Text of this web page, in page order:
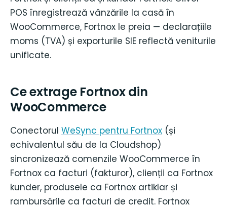
POS înregistrează vânzările la casă în
WooCommerce, Fortnox le preia — declarațiile
moms (TVA) și exporturile SIE reflectă veniturile
unificate.
Ce extrage Fortnox din
WooCommerce
Conectorul WeSync pentru Fortnox (și
echivalentul său de la Cloudshop)
sincronizează comenzile WooCommerce în
Fortnox ca facturi (fakturor), clienții ca Fortnox
kunder, produsele ca Fortnox artiklar și
rambursările ca facturi de credit. Fortnox